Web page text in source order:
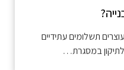
תשלומים עתידיים
במסגרת…